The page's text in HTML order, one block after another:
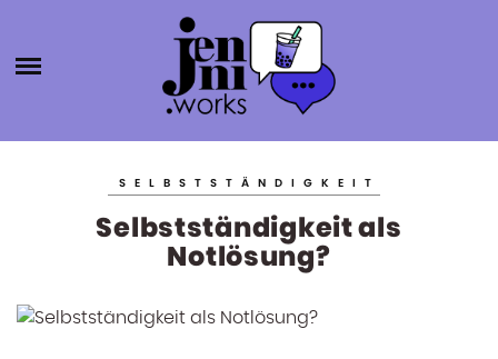
JENNI.W
ORKS
SELBSTSTÄNDIGKEIT
PRODUKTIVITÄT
AGENTURGRÜNDUNG
BLOGROLL
SELBSTSTÄNDIGKEIT
Selbstständigkeit als
Notlösung?